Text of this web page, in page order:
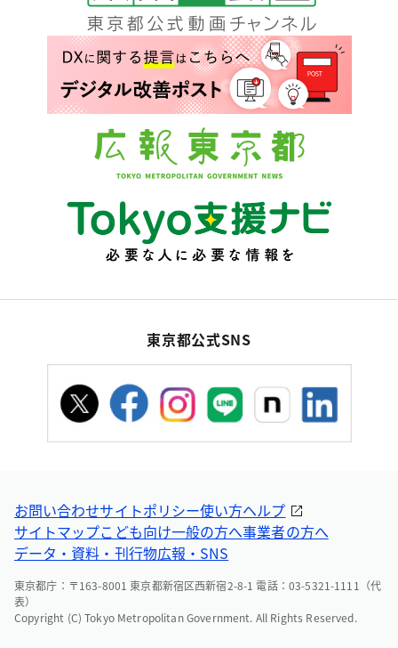
東京都公式SNS
お問い合わせサイトポリシー使い方ヘルプ
サイトマップこども向け一般の方へ事業者の方へ
データ・資料・刊行物広報・SNS
東京都庁：〒163-8001 東京都新宿区西新宿2-8-1 電話：03-5321-1111（代
表）
Copyright (C) Tokyo Metropolitan Government. All Rights Reserved.